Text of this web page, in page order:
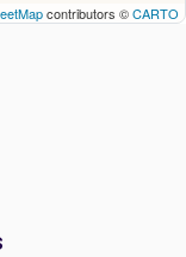
contributors ©CARTO